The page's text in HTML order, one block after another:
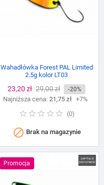
Wahadłówka Forest PAL Limited
2.5g kolor LT03
Cena
23,20 zł Cena
podstawowa
29,00 zł -20%
Najniższa cena: 21,75 zł +7%
(0)
 Brak na magazynie
Promocja